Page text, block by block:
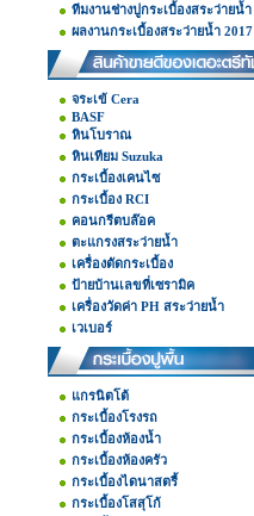
ทีมงานช่างปูกระเบื้องสระว่ายน้ำ
ผลงานกระเบื้องสระว่ายน้ำ 2017
จระเข้ Cera
BASF
หินโบราณ
หินเทียม Suzuka
กระเบื้องเคนไซ
กระเบื้อง RCI
คอนกรีตบล๊อค
ตะแกรงสระว่ายน้ำ
เครื่องตัดกระเบื้อง
ป้ายบ้านเลขที่เซรามิค
เครื่องวัดค่า PH สระว่ายน้ำ
เวเบอร์
แกรนิตโต้
กระเบื้องโรงรถ
กระเบื้องห้องน้ำ
กระเบื้องห้องครัว
กระเบื้องไดนาสตรี้
กระเบื้องโสสุโก้